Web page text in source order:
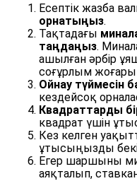
Есептік жазба
орнатыңыз.
Тақтадағы
таңдаңыз.
ашылған әрбір
соғұрлым
Ойнау түймесін
кездейсоқ
Квадраттарды
квадрат үшін
Кез келген
ұтысыңызды
Егер шаршыны
аяқталып,